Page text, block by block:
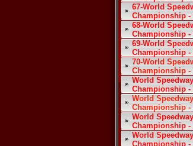
67-World
Championship -
68-World
Championship -
69-World
Championship -
70-World
Championship -
World Speedway
Championship -
World Speedway
Championship -
World Speedway
Championship -
World Speedway
Championship -